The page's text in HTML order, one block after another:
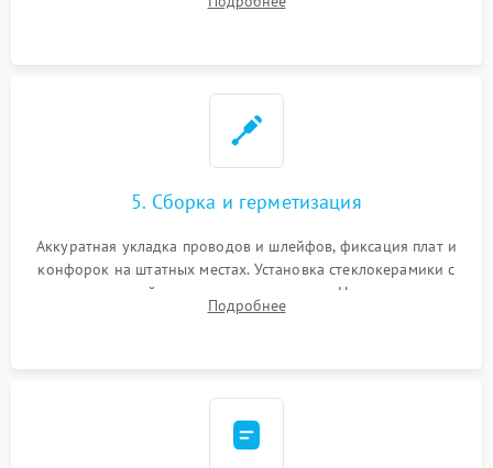
дорожек. Очистка контактов и замена поврежденной
5. Сборка и герметизация
Аккуратная укладка проводов и шлейфов, фиксация плат и
конфорок на штатных местах. Установка стеклокерамики с
проверкой равномерности зазоров. Нанесение
термостойкого герметика или укладка уплотнительной
Подробнее